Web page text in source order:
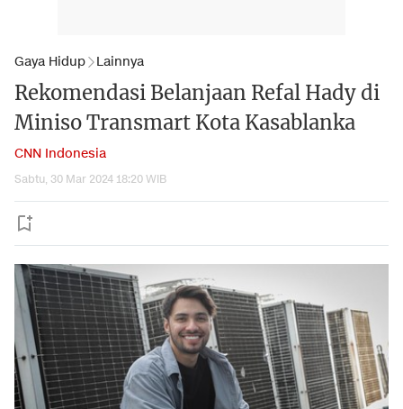
Gaya Hidup Lainnya
Rekomendasi Belanjaan Refal Hady di
Miniso Transmart Kota Kasablanka
CNN Indonesia
Sabtu, 30 Mar 2024 18:20 WIB